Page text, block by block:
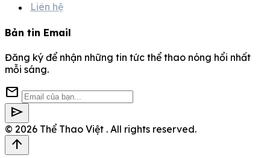
Liên hệ
Bản tin Email
Đăng ký để nhận những tin tức thể thao nóng hổi nhất
mỗi sáng.
mail
send
© 2026 Thể Thao Việt . All rights reserved.
arrow_upward